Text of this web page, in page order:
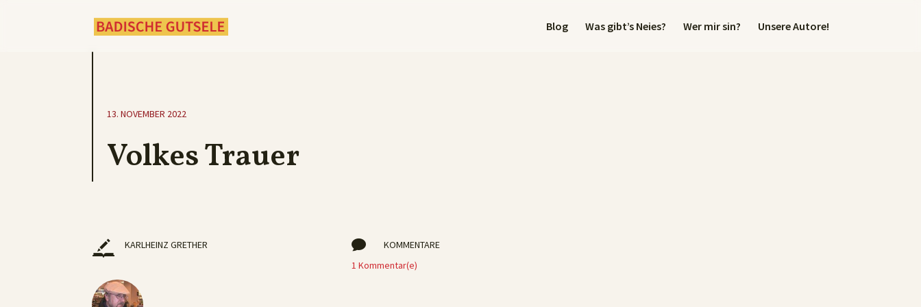
Blog Was gibt’s Neies? Wer mir sin? Unsere Autore!
13. NOVEMBER 2022
Volkes Trauer
KARLHEINZ GRETHER 
KOMMENTARE
1 Kommentar(e)